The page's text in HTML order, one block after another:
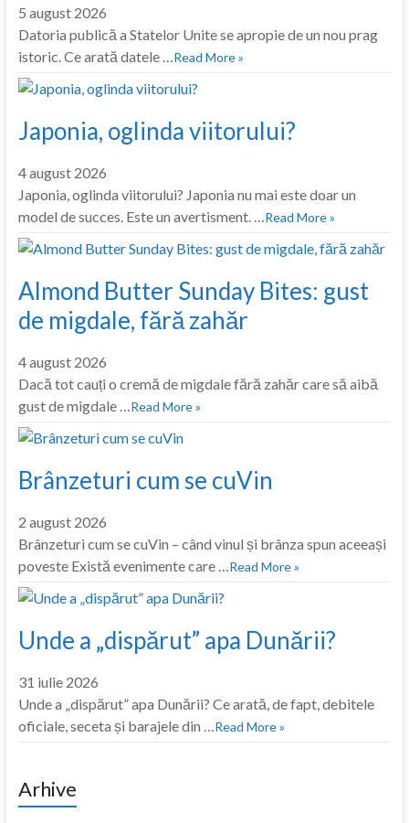
5 august 2026
Datoria publică a Statelor Unite se apropie de un nou prag
istoric. Ce arată datele …Read More »
Japonia, oglinda viitorului?
4 august 2026
Japonia, oglinda viitorului? Japonia nu mai este doar un
model de succes. Este un avertisment. …Read More »
Almond Butter Sunday Bites: gust
de migdale, fără zahăr
4 august 2026
Dacă tot cauți o cremă de migdale fără zahăr care să aibă
gust de migdale …Read More »
Brânzeturi cum se cuVin
2 august 2026
Brânzeturi cum se cuVin – când vinul și brânza spun aceeași
poveste Există evenimente care …Read More »
Unde a „dispărut” apa Dunării?
31 iulie 2026
Unde a „dispărut” apa Dunării? Ce arată, de fapt, debitele
oficiale, seceta și barajele din …Read More »
Arhive